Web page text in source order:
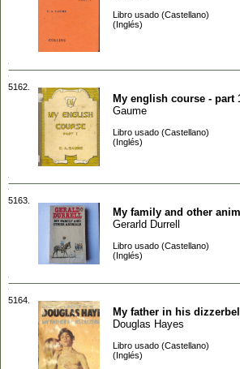
Libro usado (Castellano)
(Inglés)
5162.
My english course - part
Gaume
Libro usado (Castellano)
(Inglés)
5163.
My family and other
Gerarld Durrell
Libro usado (Castellano)
(Inglés)
5164.
My father in his
Douglas Hayes
Libro usado (Castellano)
(Inglés)